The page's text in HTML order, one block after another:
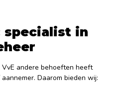
specialist in
andere behoeften heeft
Daarom bieden wij: